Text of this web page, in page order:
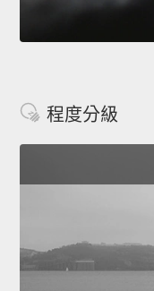
程度分級